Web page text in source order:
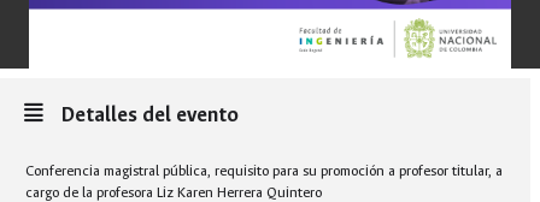
Detalles del evento
Conferencia magistral pública, requisito para su promoción a profesor titular, a
cargo de la profesora Liz Karen Herrera Quintero